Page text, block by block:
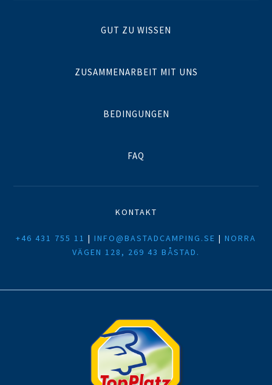
GUT ZU WISSEN
ZUSAMMENARBEIT MIT UNS
BEDINGUNGEN
FAQ
KONTAKT
+46 431 755 11 | INFO@BASTADCAMPING.SE | NORRA
VÄGEN 128, 269 43 BÅSTAD.